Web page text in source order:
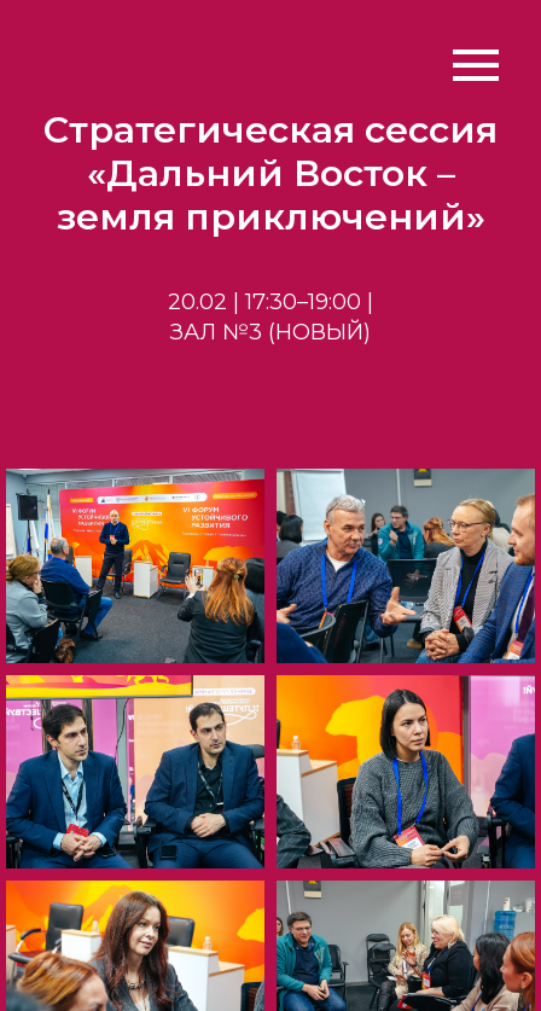
Стратегическая сессия
«Дальний Восток –
земля приключений»
20.02 | 17:30–19:00 |
ЗАЛ №3 (НОВЫЙ)